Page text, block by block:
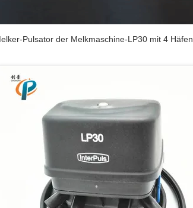
Pulsator der Melkmaschine-LP30 mit 4 Häfen